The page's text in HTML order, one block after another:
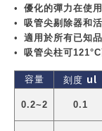
• 優化的彈力在使
• 吸管尖剔除器和
• 適用於所有已知
• 吸管尖柱可121°C
容量 刻度 ul
0.2~2 0.1